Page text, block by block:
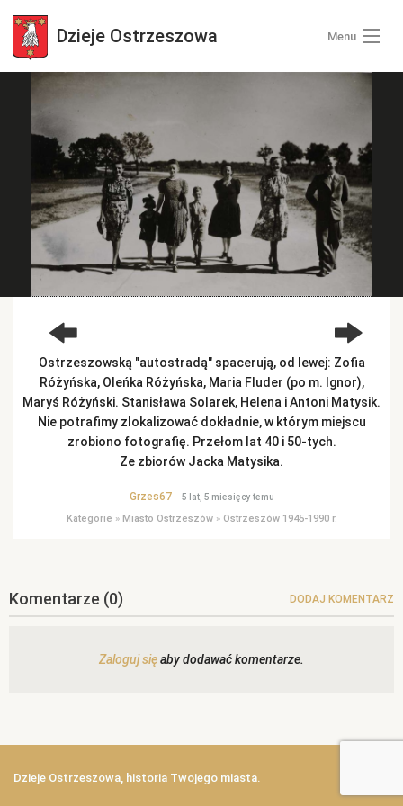
Dzieje Ostrzeszowa Menu
Kategorie zdjęć
Zaloguj się
+ Dodaj zdjęcia
Ostrzeszowską "autostradą" spacerują, od lewej: Zofia
Różyńska, Oleńka Różyńska, Maria Fluder (po m. Ignor),
Maryś Różyński. Stanisława Solarek, Helena i Antoni Matysik.
Nie potrafimy zlokalizować dokładnie, w którym miejscu
zrobiono fotografię. Przełom lat 40 i 50-tych.
Ze zbiorów Jacka Matysika.
Grzes67 5 lat, 5 miesięcy temu
Kategorie » Miasto Ostrzeszów» Ostrzeszów 1945-1990 r.
Komentarze (0) DODAJ KOMENTARZ
Zaloguj sięaby dodawać komentarze.
Dzieje Ostrzeszowa, historia Twojego miasta.